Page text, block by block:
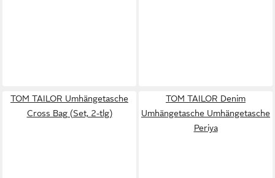
TOM TAILOR Umhängetasche
Cross Bag (Set, 2-tlg)
TOM TAILOR Denim
Umhängetasche Umhängetasche
Periya